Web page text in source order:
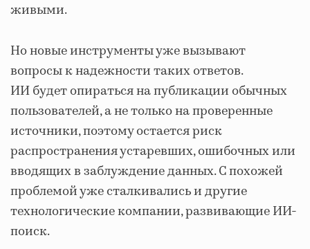
живыми.
Но новые инструменты уже вызывают
вопросы к надежности таких ответов.
ИИ будет опираться на публикации обычных
пользователей, а не только на проверенные
источники, поэтому остается риск
распространения устаревших, ошибочных или
вводящих в заблуждение данных. С похожей
проблемой уже сталкивались и другие
технологические компании, развивающие ИИ-
поиск.